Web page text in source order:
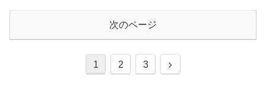
次のページ
1 2 3
次